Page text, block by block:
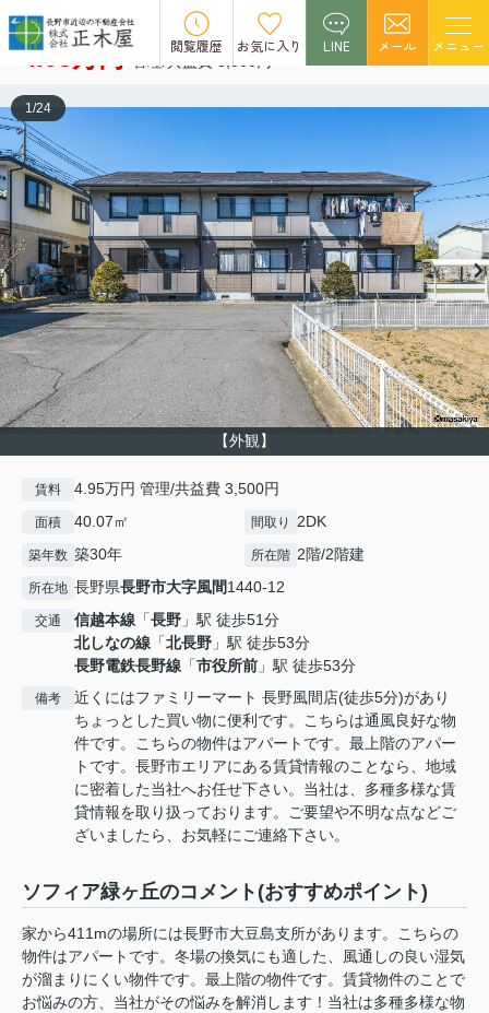
閲覧履歴 お気に入り LINE メール メニュー
ソフィア緑ヶ丘 空室1
4.95万円
【外観】
1/24
賃料 4.95万円 管理/共益費 3,500円
面積 40.07㎡ 間取り 2DK
築年数 築30年 所在階 2階/2階建
所在地 長野県長野市大字風間1440-12
交通 信越本線 「長野 」駅 徒歩51分
北しなの線 「北長野 」駅 徒歩53分
長野電鉄長野線 「市役所前 」駅 徒歩53分
備考
近くにはファミリーマート 長野風間店(徒歩5分)があり
ちょっとした買い物に便利です。こちらは通風良好な物
件です。こちらの物件はアパートです。最上階のアパー
トです。長野市エリアにある賃貸情報のことなら、地域
に密着した当社へお任せ下さい。当社は、多種多様な賃
貸情報を取り扱っております。ご要望や不明な点などご
ざいましたら、お気軽にご連絡下さい。
ソフィア緑ヶ丘のコメント(おすすめポイント)
家から411mの場所には長野市大豆島支所があります。こちらの
物件はアパートです。冬場の換気にも適した、風通しの良い湿気
が溜まりにくい物件です。最上階の物件です。賃貸物件のことで
お悩みの方、当社がその悩みを解消します！当社は多種多様な物